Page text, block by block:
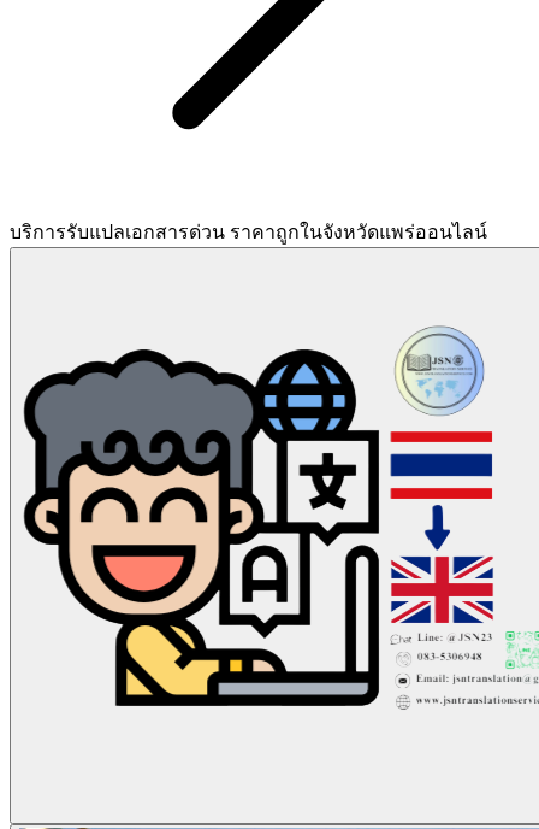
บริการรับแปลเอกสารด่วน ราคาถูกในจังหวัดแพร่ออนไลน์